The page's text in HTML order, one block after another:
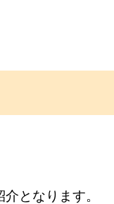
となります。